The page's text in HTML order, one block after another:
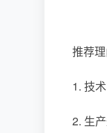
推荐理
1. 技
2. 生